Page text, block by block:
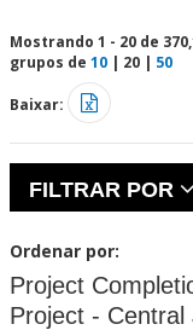
Mostrando 1 - 20 de
grupos de 10 | 20 | 50
Baixar:
FILTRAR POR
Ordenar por:
Project
Project -